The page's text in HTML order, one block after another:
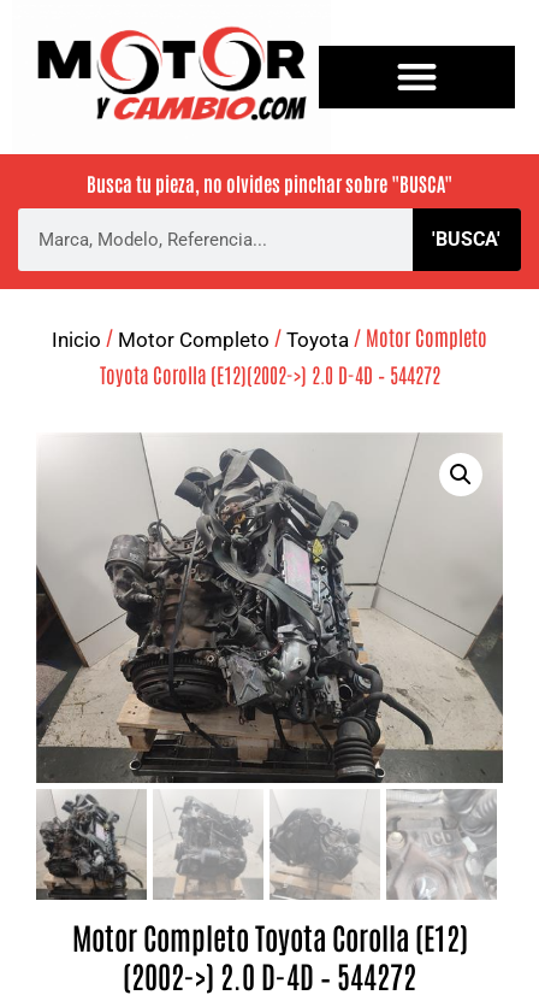
Busca tu pieza, no olvides pinchar sobre "BUSCA"
'BUSCA'
Inicio / Motor Completo / Toyota / Motor Completo
Toyota Corolla (E12)(2002->) 2.0 D-4D – 544272
Motor Completo Toyota Corolla (E12)
(2002->) 2.0 D-4D – 544272